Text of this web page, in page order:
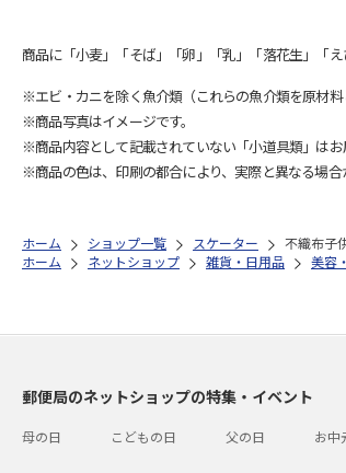
商品に「小麦」「そば」「卵」「乳」「落花生」「
※エビ・カニを除く魚介類（これらの魚介類を原材
※商品写真はイメージです。
※商品内容として記載されていない「小道具類」はお
※商品の色は、印刷の都合により、実際と異なる場合
ホーム ショップ一覧 スケーター
不織布子
ホーム
ネットショップ 雑貨・日用品 美容
郵便局のネットショップの特集・イベント
母の日 こどもの日 父の日 お中